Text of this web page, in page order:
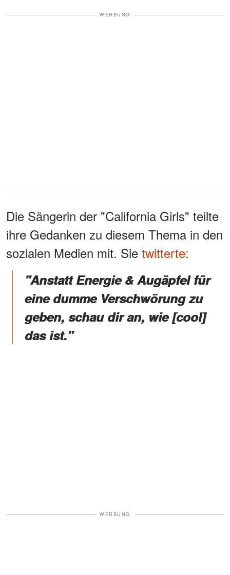
WERBUNG
Die Sängerin der "California Girls" teilte
ihre Gedanken zu diesem Thema in den
sozialen Medien mit. Sie twitterte:
"Anstatt Energie & Augäpfel für
eine dumme Verschwörung zu
geben, schau dir an, wie [cool]
das ist."
WERBUNG